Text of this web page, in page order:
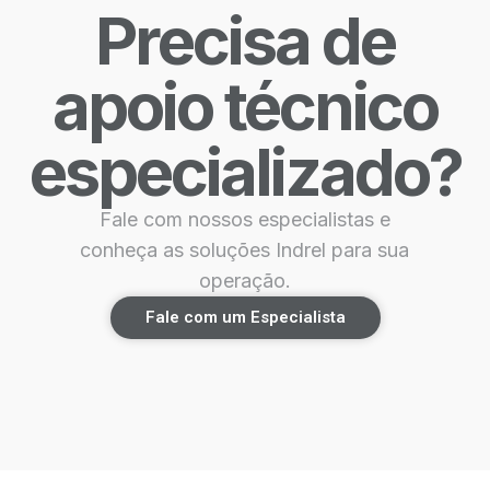
Precisa de
apoio técnico
especializado?
Fale com nossos especialistas e
conheça as soluções Indrel para sua
operação.
Fale com um Especialista